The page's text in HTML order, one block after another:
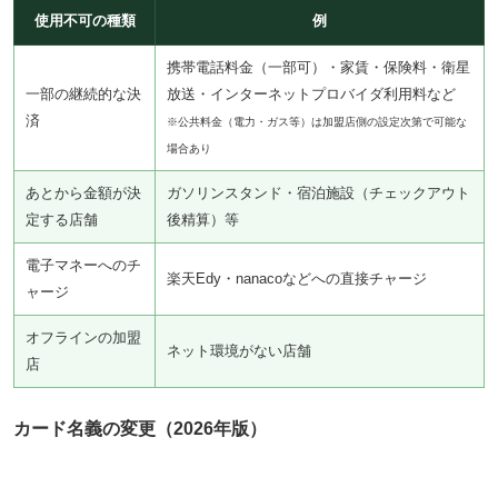
使用不可の種類 例
一部の継続的な決
済
携帯電話料金（一部可）・家賃・保険料・衛星
放送・インターネットプロバイダ利用料など
※公共料金（電力・ガス等）は加盟店側の設定次第で可能な
場合あり
あとから金額が決
定する店舗
ガソリンスタンド・宿泊施設（チェックアウト
後精算）等
電子マネーへのチ
ャージ
楽天Edy・nanacoなどへの直接チャージ
オフラインの加盟
店
ネット環境がない店舗
カード名義の変更（2026年版）